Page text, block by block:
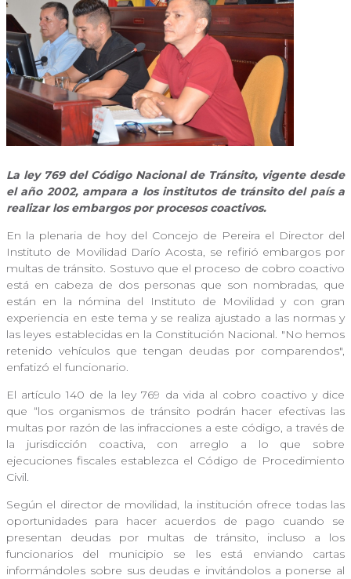
La ley 769 del Código Nacional de Tránsito, vigente desde
el año 2002, ampara a los institutos de tránsito del país a
realizar los embargos por procesos coactivos.
En la plenaria de hoy del Concejo de Pereira el Director del
Instituto de Movilidad Darío Acosta, se refirió embargos por
multas de tránsito. Sostuvo que el proceso de cobro coactivo
está en cabeza de dos personas que son nombradas, que
están en la nómina del Instituto de Movilidad y con gran
experiencia en este tema y se realiza ajustado a las normas y
las leyes establecidas en la Constitución Nacional. "No hemos
retenido vehículos que tengan deudas por comparendos",
enfatizó el funcionario.
El artículo 140 de la ley 769 da vida al cobro coactivo y dice
que “los organismos de tránsito podrán hacer efectivas las
multas por razón de las infracciones a este código, a través de
la jurisdicción coactiva, con arreglo a lo que sobre
ejecuciones fiscales establezca el Código de Procedimiento
Civil.
Según el director de movilidad, la institución ofrece todas las
oportunidades para hacer acuerdos de pago cuando se
presentan deudas por multas de tránsito, incluso a los
funcionarios del municipio se les está enviando cartas
informándoles sobre sus deudas e invitándolos a ponerse al